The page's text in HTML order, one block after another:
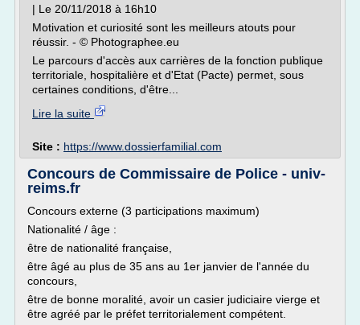
| Le 20/11/2018 à 16h10
Motivation et curiosité sont les meilleurs atouts pour
réussir. - © Photographee.eu
Le parcours d'accès aux carrières de la fonction publique
territoriale, hospitalière et d'Etat (Pacte) permet, sous
certaines conditions, d'être...
Lire la suite
Site : https://www.dossierfamilial.com
Concours de Commissaire de Police - univ-
reims.fr
Concours externe (3 participations maximum)
Nationalité / âge :
être de nationalité française,
être âgé au plus de 35 ans au 1er janvier de l'année du
concours,
être de bonne moralité, avoir un casier judiciaire vierge et
être agréé par le préfet territorialement compétent.